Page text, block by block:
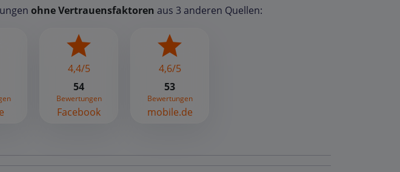
ohne Vertrauensfaktoren aus 3 anderen Quellen:
4,4/5
54
Bewertungen
Facebook
4,6/5
53
Bewertungen
mobile.de